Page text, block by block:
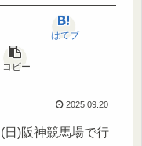
はてブ
コピー
2025.09.20
日)阪神競馬場で行